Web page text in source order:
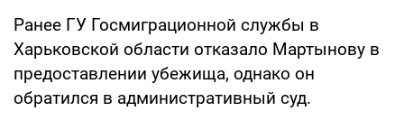
Ранее ГУ Госмиграционной службы в
Харьковской области отказало Мартынову в
предоставлении убежища, однако он
обратился в административный суд.